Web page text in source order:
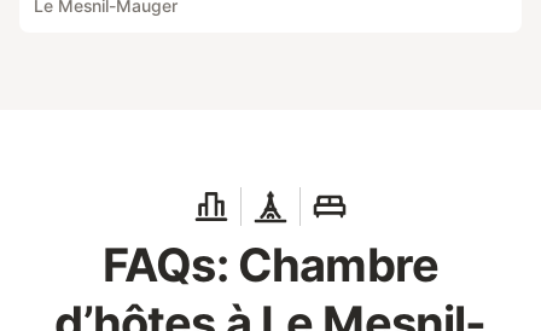
Le Mesnil-Mauger
FAQs: Chambre